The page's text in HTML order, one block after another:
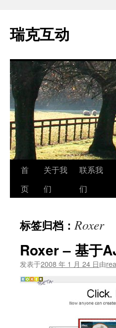
瑞克互动
跳
至
文
首
页
关于我
们
联系我
们
标签归档：Roxer
Roxer – 基于
发表于2008 年 1 月 24 日由